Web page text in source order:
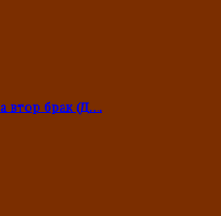
втор брак (Д….